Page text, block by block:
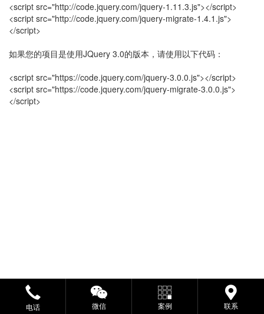
<script src="http://code.jquery.com/jquery-1.11.3.js"></script>
<script src="http://code.jquery.com/jquery-migrate-1.4.1.js">
</script>
如果您的项目是使用JQuery 3.0的版本，请使用以下代码：
<script src="https://code.jquery.com/jquery-3.0.0.js"></script>
<script src="https://code.jquery.com/jquery-migrate-3.0.0.js">
</script>
电话 微信 案例 联系